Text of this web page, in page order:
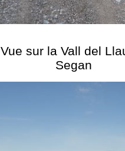
Vue sur la Vall del
Segan